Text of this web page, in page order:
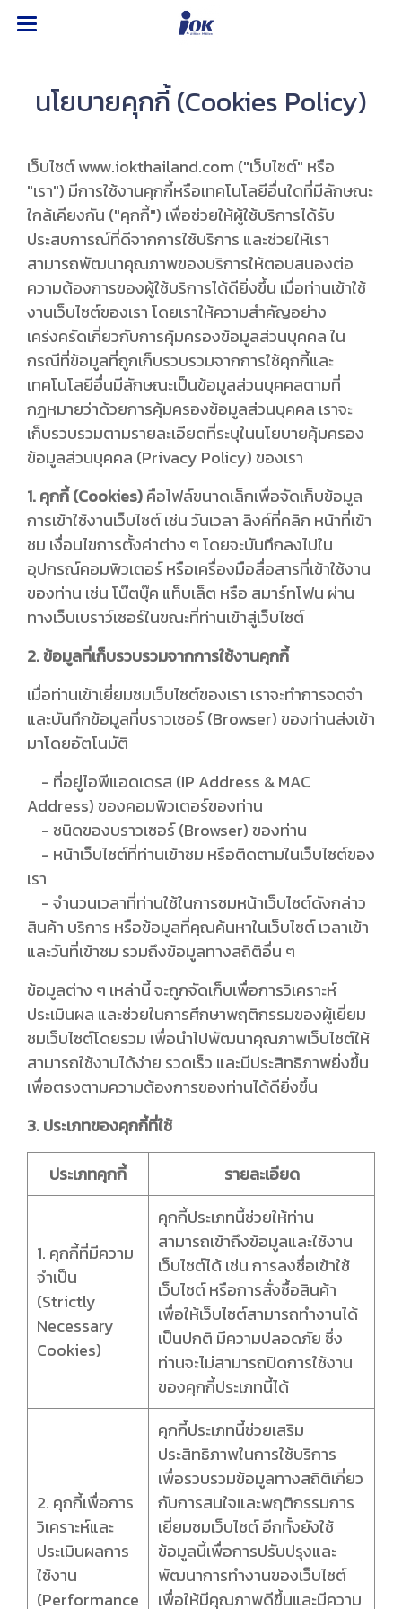
นโยบายคุกกี้ (Cookies Policy)
เว็บไซต์ www.iokthailand.com ("เว็บไซต์" หรือ
"เรา") มีการใช้งานคุกกี้หรือเทคโนโลยีอื่นใดที่มีลักษณะ
ใกล้เคียงกัน ("คุกกี้") เพื่อช่วยให้ผู้ใช้บริการได้รับ
ประสบการณ์ที่ดีจากการใช้บริการ และช่วยให้เรา
สามารถพัฒนาคุณภาพของบริการให้ตอบสนองต่อ
ความต้องการของผู้ใช้บริการได้ดียิ่งขึ้น เมื่อท่านเข้าใช้
งานเว็บไซต์ของเรา โดยเราให้ความสำคัญอย่าง
เคร่งครัดเกี่ยวกับการคุ้มครองข้อมูลส่วนบุคคล ใน
กรณีที่ข้อมูลที่ถูกเก็บรวบรวมจากการใช้คุกกี้และ
เทคโนโลยีอื่นมีลักษณะเป็นข้อมูลส่วนบุคคลตามที่
กฎหมายว่าด้วยการคุ้มครองข้อมูลส่วนบุคคล เราจะ
เก็บรวบรวมตามรายละเอียดที่ระบุในนโยบายคุ้มครอง
ข้อมูลส่วนบุคคล (Privacy Policy) ของเรา
1. คุกกี้ (Cookies)คือไฟล์ขนาดเล็กเพื่อจัดเก็บข้อมูล
การเข้าใช้งานเว็บไซต์ เช่น วันเวลา ลิงค์ที่คลิก หน้าที่เข้า
ชม เงื่อนไขการตั้งค่าต่าง ๆ โดยจะบันทึกลงไปใน
อุปกรณ์คอมพิวเตอร์ หรือเครื่องมือสื่อสารที่เข้าใช้งาน
ของท่าน เช่น โน๊ตบุ๊ค แท็บเล็ต หรือ สมาร์ทโฟน ผ่าน
ทางเว็บเบราว์เซอร์ในขณะที่ท่านเข้าสู่เว็บไซต์
2. ข้อมูลที่เก็บรวบรวมจากการใช้งานคุกกี้
เมื่อท่านเข้าเยี่ยมชมเว็บไซต์ของเรา เราจะทำการจดจำ
และบันทึกข้อมูลที่บราวเซอร์ (Browser) ของท่านส่งเข้า
มาโดยอัตโนมัติ
- ที่อยู่ไอพีแอดเดรส (IP Address & MAC
Address) ของคอมพิวเตอร์ของท่าน
- ชนิดของบราวเซอร์ (Browser) ของท่าน
- หน้าเว็บไซต์ที่ท่านเข้าชม หรือติดตามในเว็บไซต์ของ
เรา
- จำนวนเวลาที่ท่านใช้ในการชมหน้าเว็บไซต์ดังกล่าว
สินค้า บริการ หรือข้อมูลที่คุณค้นหาในเว็บไซต์ เวลาเข้า
และวันที่เข้าชม รวมถึงข้อมูลทางสถิติอื่น ๆ
ข้อมูลต่าง ๆ เหล่านี้ จะถูกจัดเก็บเพื่อการวิเคราะห์
ประเมินผล และช่วยในการศึกษาพฤติกรรมของผู้เยี่ยม
ชมเว็บไซต์โดยรวม เพื่อนำไปพัฒนาคุณภาพเว็บไซต์ให้
สามารถใช้งานได้ง่าย รวดเร็ว และมีประสิทธิภาพยิ่งขึ้น
เพื่อตรงตามความต้องการของท่านได้ดียิ่งขึ้น
3. ประเภทของคุกกี้ที่ใช้
ประเภทคุกกี้
รายละเอียด
1. คุกกี้ที่มีความ
จำเป็น
(Strictly
Necessary
Cookies)
คุกกี้ประเภทนี้ช่วยให้ท่าน
สามารถเข้าถึงข้อมูลและใช้งาน
เว็บไซต์ได้ เช่น การลงชื่อเข้าใช้
เว็บไซต์ หรือการสั่งซื้อสินค้า
เพื่อให้เว็บไซต์สามารถทำงานได้
เป็นปกติ มีความปลอดภัย ซึ่ง
ท่านจะไม่สามารถปิดการใช้งาน
ของคุกกี้ประเภทนี้ได้
2. คุกกี้เพื่อการ
วิเคราะห์และ
ประเมินผลการ
ใช้งาน
(Performance
คุกกี้ประเภทนี้ช่วยเสริม
ประสิทธิภาพในการใช้บริการ
เพื่อรวบรวมข้อมูลทางสถิติเกี่ยว
กับการสนใจและพฤติกรรมการ
เยี่ยมชมเว็บไซต์ อีกทั้งยังใช้
ข้อมูลนี้เพื่อการปรับปรุงและ
พัฒนาการทำงานของเว็บไซต์
เพื่อให้มีคุณภาพดีขึ้นและมีความ